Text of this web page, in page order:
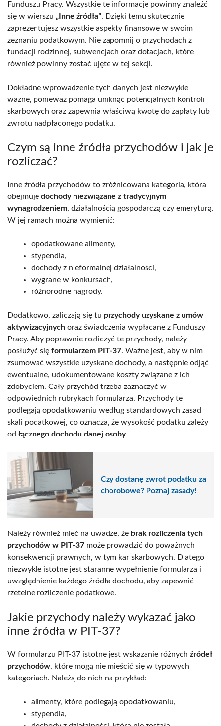
Funduszu Pracy. Wszystkie te informacje powinny znaleźć
się w wierszu „Inne źródła”. Dzięki temu skutecznie
zaprezentujesz wszystkie aspekty finansowe w swoim
zeznaniu podatkowym. Nie zapomnij o przychodach z
fundacji rodzinnej, subwencjach oraz dotacjach, które
również powinny zostać ujęte w tej sekcji.
Dokładne wprowadzenie tych danych jest niezwykle
ważne, ponieważ pomaga uniknąć potencjalnych kontroli
skarbowych oraz zapewnia właściwą kwotę do zapłaty lub
zwrotu nadpłaconego podatku.
Czym są inne źródła przychodów i jak je
rozliczać?
Inne źródła przychodów to zróżnicowana kategoria, która
obejmuje dochody niezwiązane z tradycyjnym
wynagrodzeniem, działalnością gospodarczą czy emeryturą.
W jej ramach można wymienić:
opodatkowane alimenty,
stypendia,
dochody z nieformalnej działalności,
wygrane w konkursach,
różnorodne nagrody.
Dodatkowo, zaliczają się tu przychody uzyskane z umów
aktywizacyjnych oraz świadczenia wypłacane z Funduszy
Pracy. Aby poprawnie rozliczyć te przychody, należy
posłużyć się formularzem PIT-37. Ważne jest, aby w nim
zsumować wszystkie uzyskane dochody, a następnie odjąć
ewentualne, udokumentowane koszty związane z ich
zdobyciem. Cały przychód trzeba zaznaczyć w
odpowiednich rubrykach formularza. Przychody te
podlegają opodatkowaniu według standardowych zasad
skali podatkowej, co oznacza, że wysokość podatku zależy
od łącznego dochodu danej osoby.
Czy dostanę zwrot podatku za
chorobowe? Poznaj zasady!
Należy również mieć na uwadze, że brak rozliczenia tych
przychodów w PIT-37 może prowadzić do poważnych
konsekwencji prawnych, w tym kar skarbowych. Dlatego
niezwykle istotne jest staranne wypełnienie formularza i
uwzględnienie każdego źródła dochodu, aby zapewnić
rzetelne rozliczenie podatkowe.
Jakie przychody należy wykazać jako
inne źródła w PIT-37?
W formularzu PIT-37 istotne jest wskazanie różnych źródeł
przychodów, które mogą nie mieścić się w typowych
kategoriach. Należą do nich na przykład:
alimenty, które podlegają opodatkowaniu,
stypendia,